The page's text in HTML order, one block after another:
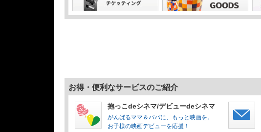
お得・便利なサービスのご紹介
抱っこdeシネマ/デビューdeシネマ
がんばるママ＆パパに、もっと映画を。
お子様の映画デビューを応援！